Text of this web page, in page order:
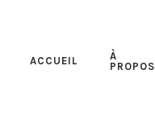
ACCUEIL
À
PROPOS